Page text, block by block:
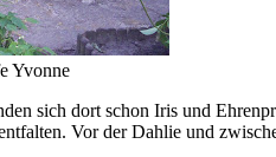
Yvonne
sich dort schon Iris und
Vor der Dahlie und